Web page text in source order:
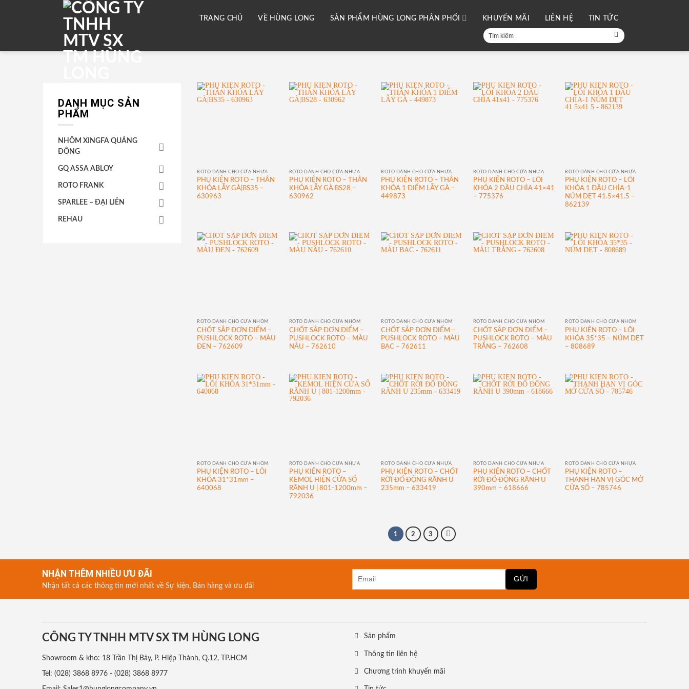
TRANG CHỦ VỀ HÙNG LONG SẢN PHẨM HÙNG LONG PHÂN PHỐI KHUYẾN MÃI LIÊN HỆ TIN TỨC
Tìm
kiếm:
DANH MỤC SẢN
PHẨM
NHÔM XINGFA QUẢNG
ĐÔNG
GQ ASSA ABLOY
ROTO FRANK
SPARLEE – ĐẠI LIÊN
REHAU
ROTO DÀNH CHO CỬA NHỰA
PHỤ KIỆN ROTO – THÂN
KHÓA LẪY GÀ|BS35 –
630963
ROTO DÀNH CHO CỬA NHỰA
PHỤ KIỆN ROTO – THÂN
KHÓA LẪY GÀ|BS28 –
630962
ROTO DÀNH CHO CỬA NHỰA
PHỤ KIỆN ROTO – THÂN
KHÓA 1 ĐIỂM LẪY GÀ –
449873
ROTO DÀNH CHO CỬA NHỰA
PHỤ KIỆN ROTO – LÕI
KHÓA 2 ĐẦU CHÌA 41×41
– 775376
ROTO DÀNH CHO CỬA NHỰA
PHỤ KIỆN ROTO – LÕI
KHÓA 1 ĐẦU CHÌA-1
NÚM DẸT 41.5×41.5 –
862139
ROTO DÀNH CHO CỬA NHÔM
CHỐT SẬP ĐƠN ĐIỂM –
PUSHLOCK ROTO – MÀU
ĐEN – 762609
ROTO DÀNH CHO CỬA NHÔM
CHỐT SẬP ĐƠN ĐIỂM –
PUSHLOCK ROTO – MÀU
NÂU – 762610
ROTO DÀNH CHO CỬA NHÔM
CHỐT SẬP ĐƠN ĐIỂM –
PUSHLOCK ROTO – MÀU
BẠC – 762611
ROTO DÀNH CHO CỬA NHÔM
CHỐT SẬP ĐƠN ĐIỂM –
PUSHLOCK ROTO – MÀU
TRẮNG – 762608
ROTO DÀNH CHO CỬA NHÔM
PHỤ KIỆN ROTO – LÕI
KHÓA 35*35 – NÚM DẸT
– 808689
ROTO DÀNH CHO CỬA NHÔM
PHỤ KIỆN ROTO – LÕI
KHÓA 31*31mm –
640068
ROTO DÀNH CHO CỬA NHỰA
PHỤ KIỆN ROTO –
KEMOL HIỆN CỬA SỔ
RÃNH U | 801-1200mm –
792036
ROTO DÀNH CHO CỬA NHỰA
PHỤ KIỆN ROTO – CHỐT
RỜI ĐỐ ĐỘNG RÃNH U
235mm – 633419
ROTO DÀNH CHO CỬA NHỰA
PHỤ KIỆN ROTO – CHỐT
RỜI ĐỐ ĐỘNG RÃNH U
390mm – 618666
ROTO DÀNH CHO CỬA NHỰA
PHỤ KIỆN ROTO –
THANH HẠN VỊ GÓC MỞ
CỬA SỔ – 785746
1 2 3
NHẬN THÊM NHIỀU ƯU ĐÃI
Nhận tất cả các thông tin mới nhất về Sự kiện, Bán hàng và ưu đãi
CÔNG TY TNHH MTV SX TM HÙNG LONG
Showroom & kho: 18 Trần Thị Bảy, P. Hiệp Thành, Q.12, TP.HCM
Tel: (028) 3868 8976 - (028) 3868 8977
Sản phẩm
Thông tin liên hệ
Chương trình khuyến mãi